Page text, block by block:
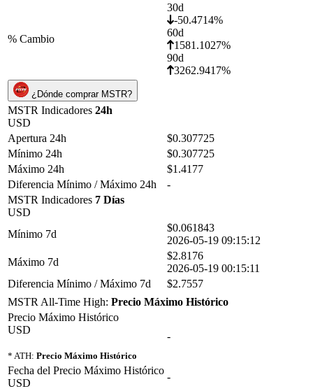
% Cambio
30d
-50.4714%
60d
1581.1027%
90d
3262.9417%
¿Dónde comprar MSTR?
MSTR Indicadores 24h
USD
Apertura 24h
$0.307725
Mínimo 24h
$0.307725
Máximo 24h
$1.4177
Diferencia Mínimo / Máximo 24h
-
MSTR Indicadores 7 Días
USD
Mínimo 7d
$0.061843
2026-05-19 09:15:12
Máximo 7d
$2.8176
2026-05-19 00:15:11
Diferencia Mínimo / Máximo 7d
$2.7557
MSTR All-Time High: Precio Máximo Histórico
Precio Máximo Histórico
USD
* ATH: Precio Máximo Histórico
-
Fecha del Precio Máximo Histórico
USD
-